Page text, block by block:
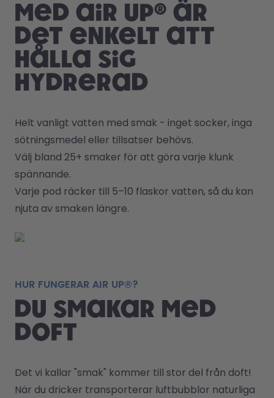
Med air up® är
det enkelt att
hålla sig
hydrerad
Helt vanligt vatten med smak - inget socker, inga
sötningsmedel eller tillsatser behövs.
Välj bland 25+ smaker för att göra varje klunk
spännande.
Varje pod räcker till 5–10 flaskor vatten, så du kan
njuta av smaken längre.
HUR FUNGERAR AIR UP®?
Du smakar med
doft
Det vi kallar "smak" kommer till stor del från doft!
När du dricker transporterar luftbubblor naturliga